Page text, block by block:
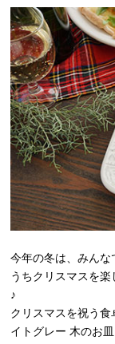
今年の冬は、みん
うちクリスマスを
♪
クリスマスを祝う
イトグレー 木のお